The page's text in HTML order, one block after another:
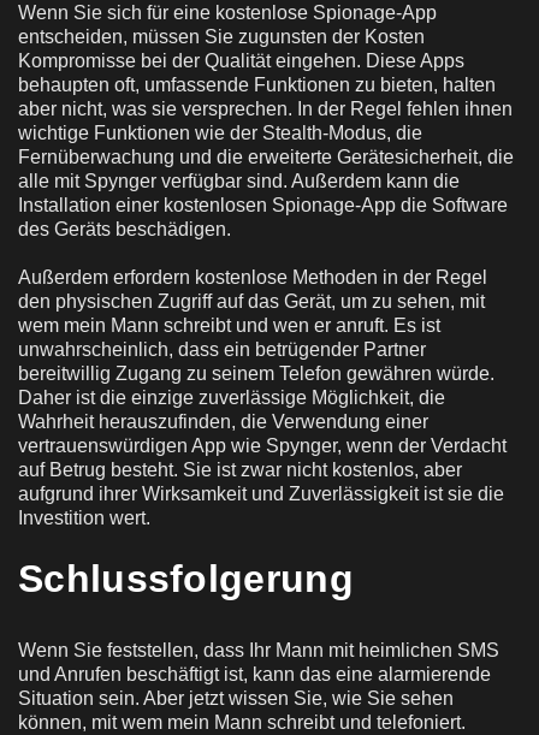
Wenn Sie sich für eine kostenlose Spionage-App
entscheiden, müssen Sie zugunsten der Kosten
Kompromisse bei der Qualität eingehen. Diese Apps
behaupten oft, umfassende Funktionen zu bieten, halten
aber nicht, was sie versprechen. In der Regel fehlen ihnen
wichtige Funktionen wie der Stealth-Modus, die
Fernüberwachung und die erweiterte Gerätesicherheit, die
alle mit Spynger verfügbar sind. Außerdem kann die
Installation einer kostenlosen Spionage-App die Software
des Geräts beschädigen.
Außerdem erfordern kostenlose Methoden in der Regel
den physischen Zugriff auf das Gerät, um zu sehen, mit
wem mein Mann schreibt und wen er anruft. Es ist
unwahrscheinlich, dass ein betrügender Partner
bereitwillig Zugang zu seinem Telefon gewähren würde.
Daher ist die einzige zuverlässige Möglichkeit, die
Wahrheit herauszufinden, die Verwendung einer
vertrauenswürdigen App wie Spynger, wenn der Verdacht
auf Betrug besteht. Sie ist zwar nicht kostenlos, aber
aufgrund ihrer Wirksamkeit und Zuverlässigkeit ist sie die
Investition wert.
Schlussfolgerung
Wenn Sie feststellen, dass Ihr Mann mit heimlichen SMS
und Anrufen beschäftigt ist, kann das eine alarmierende
Situation sein. Aber jetzt wissen Sie, wie Sie sehen
können, mit wem mein Mann schreibt und telefoniert.